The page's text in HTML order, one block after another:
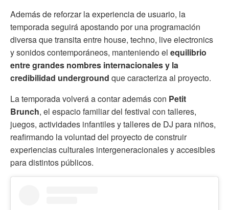
Además de reforzar la experiencia de usuario, la
temporada seguirá apostando por una programación
diversa que transita entre house, techno, live electronics
y sonidos contemporáneos, manteniendo el equilibrio
entre grandes nombres internacionales y la
credibilidad underground que caracteriza al proyecto.
La temporada volverá a contar además con Petit
Brunch, el espacio familiar del festival con talleres,
juegos, actividades infantiles y talleres de DJ para niños,
reafirmando la voluntad del proyecto de construir
experiencias culturales intergeneracionales y accesibles
para distintos públicos.